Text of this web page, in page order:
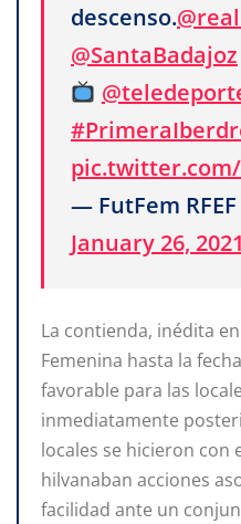
descenso.
@SantaBadajoz
pic.twitter.com/
— FutFem RFEF
January 26, 2021
La contienda, inédita
Femenina hasta la
favorable para las
inmediatamente
locales se hicieron con
hilvanaban acciones
facilidad ante un